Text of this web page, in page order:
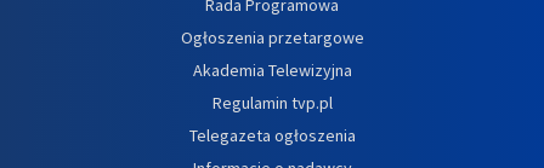
Rada Programowa
Ogłoszenia przetargowe
Akademia Telewizyjna
Regulamin tvp.pl
Telegazeta ogłoszenia